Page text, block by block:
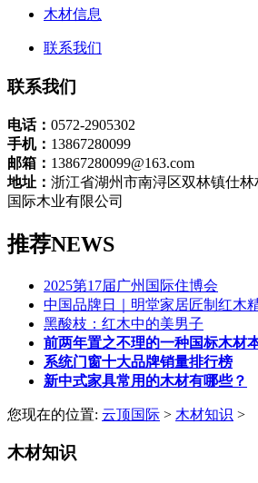
木材信息
联系我们
联系我们
电话： 0572-2905302
手机： 13867280099
邮箱： 13867280099@163.com
地址： 浙江省湖州市南浔区双林镇仕
国际木业有限公司
推荐NEWS
2025第17届广州国际住博会
中国品牌日｜明堂家居匠制红木
黑酸枝：红木中的美男子
前两年置之不理的一种国标木材
系统门窗十大品牌销量排行榜
新中式家具常用的木材有哪些？
您现在的位置: 云顶国际 > 木材知识 >
木材知识